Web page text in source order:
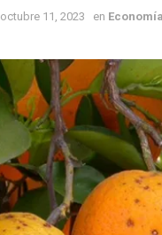
octubre 11, 2023 en